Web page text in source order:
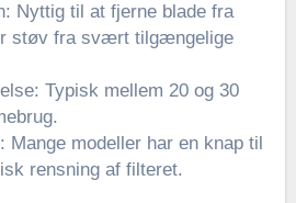
Nyttig til at fjerne blade fra
støv fra svært tilgængelige
Typisk mellem 20 og 30
Mange modeller har en knap til
rensning af filteret.